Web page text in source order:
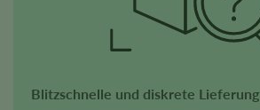
Blitzschnelle und diskrete Lieferung